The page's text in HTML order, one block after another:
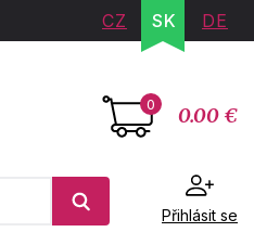
CZ SK DE
0 0.00 €
Přihlásit se